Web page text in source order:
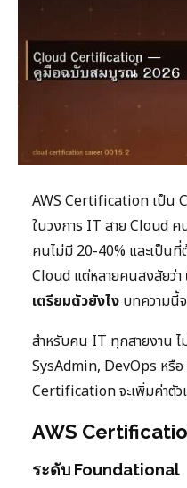
AWS Certification เป็น
ในวงการ IT สาย Cloud
คนไม่มี 20-40% และเป็น
Cloud แต่หลายคนสงสัยว่า
เตรียมตัวยังไง บทความนี้
สำหรับคน IT ทุกสายงาน ไ
SysAdmin, DevOps หรื
Certification จะเพิ่มค่าตัว
AWS
ระดับ Foundational